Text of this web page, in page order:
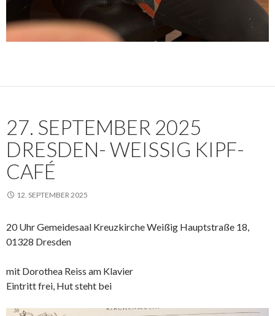
27. SEPTEMBER 2025
DRESDEN- WEISSIG KIPF-C
AFÉ
12. SEPTEMBER 2025
20 Uhr Gemeidesaal Kreuzkirche Weißig Hauptstraße 18,
01328 Dresden
mit Dorothea Reiss am Klavier
Eintritt frei, Hut steht bei